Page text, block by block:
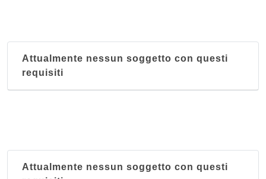
Attualmente nessun soggetto con questi
requisiti
Attualmente nessun soggetto con questi